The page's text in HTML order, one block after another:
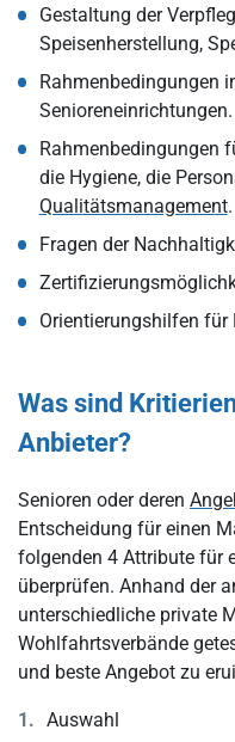
Gestaltung der
Speisenherstellung,
Rahmenbedingungen
Senioreneinrichtungen.
Rahmenbedingungen
die Hygiene, die
Qualitätsmanagement.
Fragen der
Orientierungshilfen für
Was sind
Anbieter?
Senioren oder deren
Entscheidung für einen
folgenden 4 Attribute für
überprüfen. Anhand der
unterschiedliche private
Wohlfahrtsverbände
und beste Angebot zu
Auswahl